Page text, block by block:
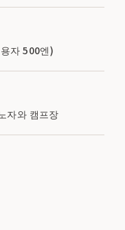
자 500엔)
자와 캠프장